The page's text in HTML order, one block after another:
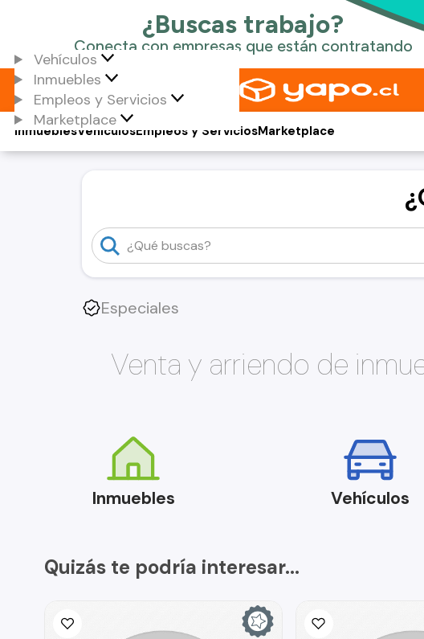
Vehículos
Inmuebles
Empleos y Servicios
Marketplace
Vehículos
Inmuebles Empleos y ServiciosMarketplace
Especiales
Venta y arriendo de
Inmuebles Vehículos
Quizás te podría interesar...